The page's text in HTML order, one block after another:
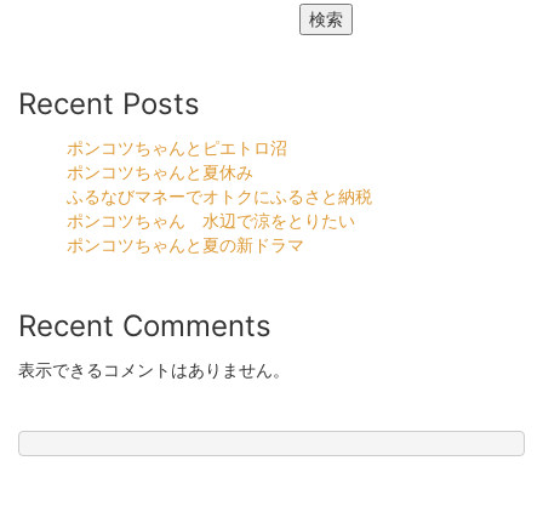
検索
Recent Posts
ポンコツちゃんとピエトロ沼
ポンコツちゃんと夏休み
ふるなびマネーでオトクにふるさと納税
ポンコツちゃん 水辺で涼をとりたい
ポンコツちゃんと夏の新ドラマ
Recent Comments
表示できるコメントはありません。